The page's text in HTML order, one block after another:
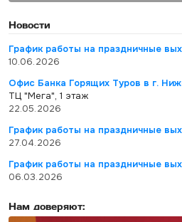
Новости
График работы на праздничные
10.06.2026
Офис Банка Горящих Туров в г.
ТЦ "Мега", 1 этаж
22.05.2026
График работы на праздничные
27.04.2026
График работы на праздничные
06.03.2026
Нам доверяют: